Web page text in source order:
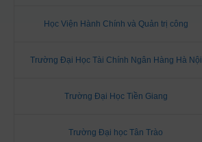
Học Viện Hành Chính và Quản trị công
Trường Đại Học Tài Chính Ngân Hàng Hà Nội
Trường Đại Học Tiền Giang
Trường Đại học Tân Trào